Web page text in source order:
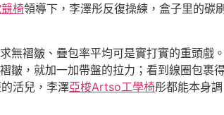
椅領導下，李澤彤反復操練，盒子里的碳
褶皺、疊包率平均可是實打實的重頭戲
皺，就加一加帶盤的拉力；看到線圈包裹
活兒，李澤亞梭Artso工學椅彤都能本身